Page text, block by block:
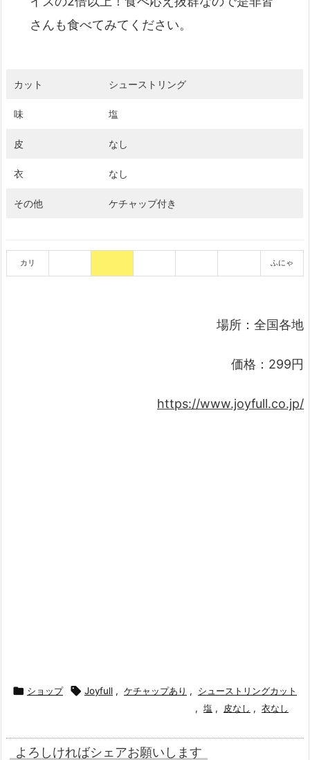
さんも食べてみてください。
カット シューストリング
味 塩
皮 なし
衣 なし
その他 ケチャップ付き
カリ ふにゃ
場所：全国各地
価格：299円
https://www.joyfull.co.jp/
 ショップ  Joyfull , ケチャップあり ,
シューストリングカット
, 塩 , 皮なし , 衣なし
よろしければシェアお願いします